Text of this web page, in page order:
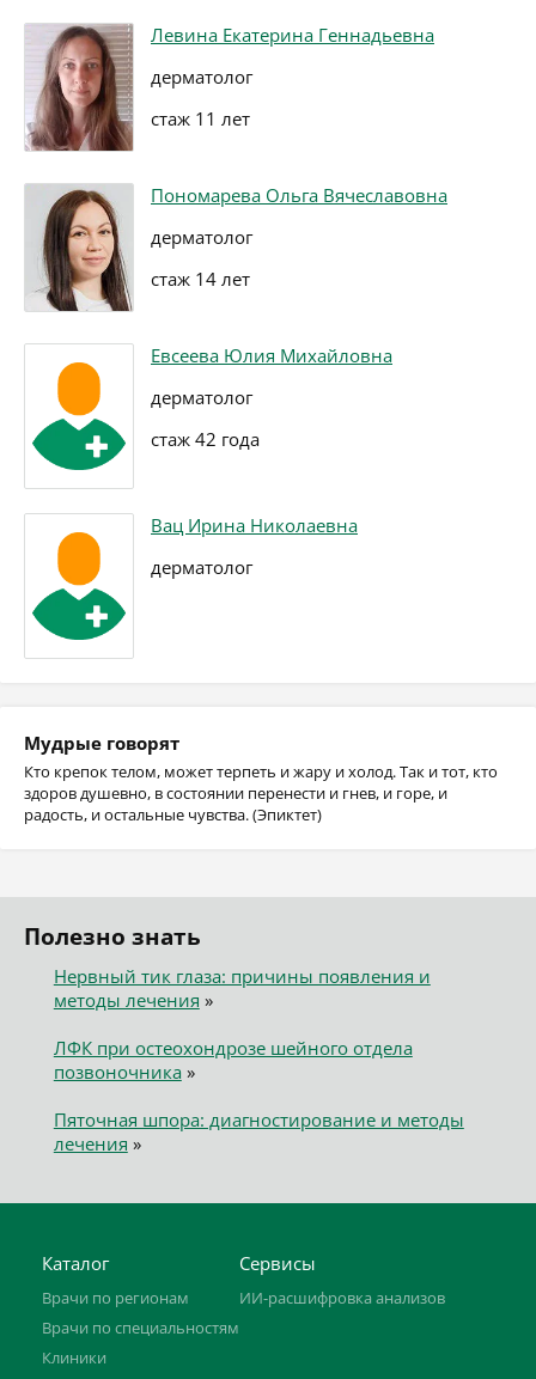
Левина Екатерина Геннадьевна
дерматолог
стаж 11 лет
Пономарева Ольга Вячеславовна
дерматолог
стаж 14 лет
Евсеева Юлия Михайловна
дерматолог
стаж 42 года
Вац Ирина Николаевна
дерматолог
Мудрые говорят
Кто крепок телом, может терпеть и жару и холод. Так и тот, кто
здоров душевно, в состоянии перенести и гнев, и горе, и
радость, и остальные чувства. (Эпиктет)
Полезно знать
Нервный тик глаза: причины появления и
методы лечения »
ЛФК при остеохондрозе шейного отдела
позвоночника»
Пяточная шпора: диагностирование и методы
лечения »
Каталог
Врачи по регионам
Врачи по специальностям
Клиники
Сервисы
ИИ-расшифровка анализов